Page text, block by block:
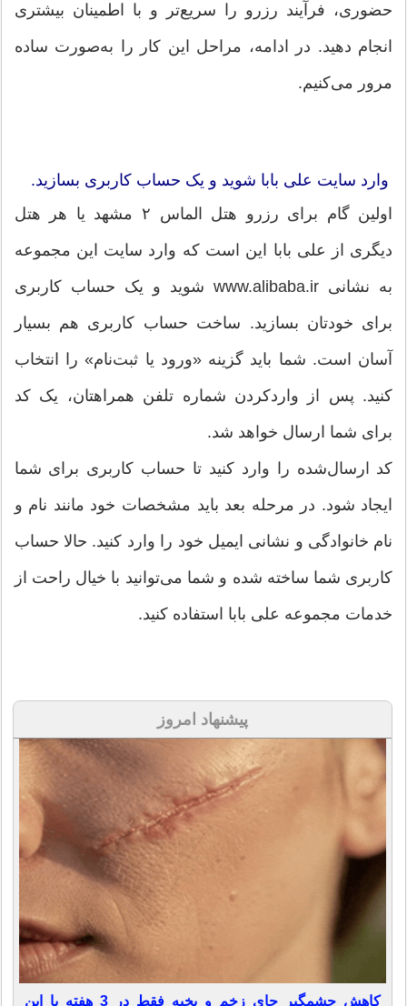
حضوری، فرآیند رزرو را سریع‌تر و با اطمینان بیشتری
انجام دهید. در ادامه، مراحل این کار را به‌صورت ساده
مرور می‌کنیم.
وارد سایت علی بابا شوید و یک حساب کاربری بسازید.
اولین گام برای رزرو هتل الماس ۲ مشهد یا هر هتل
دیگری از علی بابا این است که وارد سایت این مجموعه
به نشانی www.alibaba.ir شوید و یک حساب کاربری
برای خودتان بسازید. ساخت حساب کاربری هم بسیار
آسان است. شما باید گزینه «ورود یا ثبت‌نام» را انتخاب
کنید. پس از واردکردن شماره تلفن همراهتان، یک کد
برای شما ارسال خواهد شد.
کد ارسال‌شده را وارد کنید تا حساب کاربری برای شما
ایجاد شود. در مرحله بعد باید مشخصات خود مانند نام و
نام خانوادگی و نشانی ایمیل خود را وارد کنید. حالا حساب
کاربری شما ساخته شده و شما می‌توانید با خیال راحت از
خدمات مجموعه علی بابا استفاده کنید.
پیشنهاد امروز
کاهش چشمگیر جای زخم و بخیه فقط در 3 هفته با این